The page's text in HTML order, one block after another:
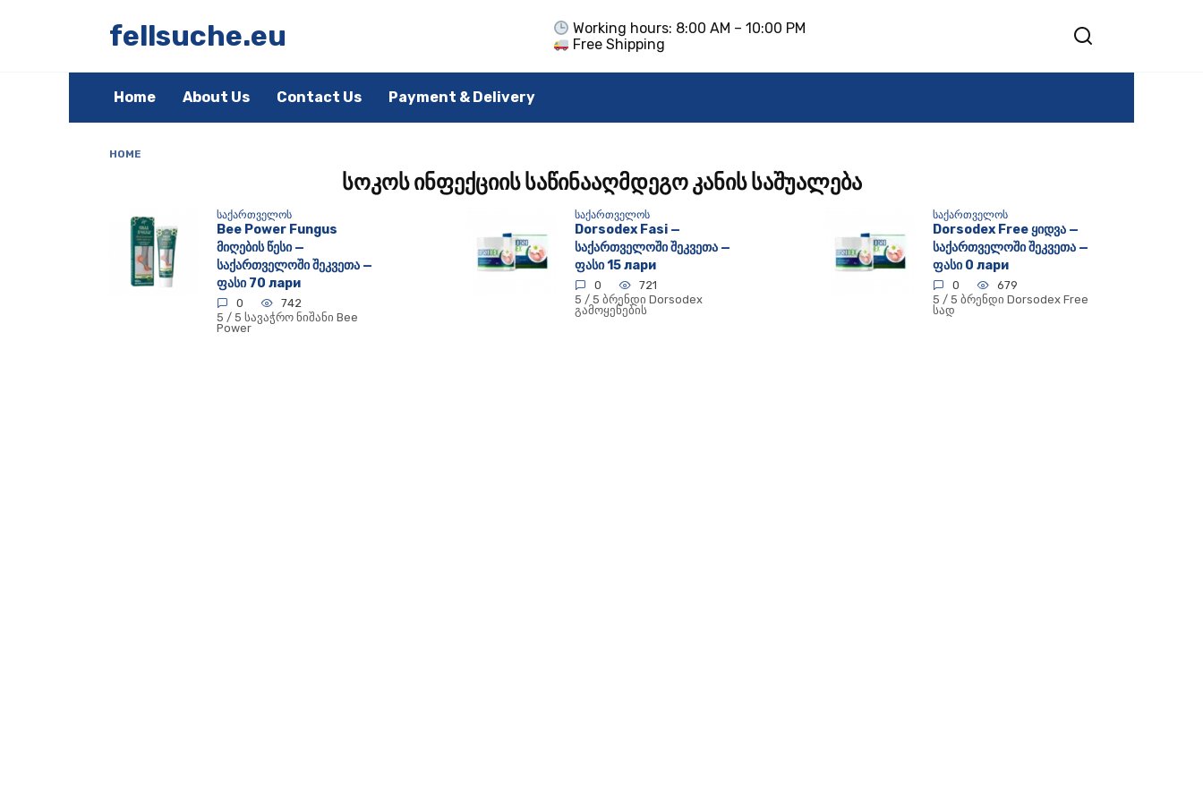
fellsuche.eu
Working hours: 8:00 AM – 10:00 PM
Free Shipping
Home About Us Contact Us Payment & Delivery
HOME
სოკოს ინფექციის საწინააღმდეგო კანის საშუალება
ᲡᲐᲥᲐᲠᲗᲕᲔᲚᲝᲡ
Bee Power Fungus
მიღების წესი —
საქართველოში შეკვეთა —
ფასი 70 лари
0
742
5 / 5 სავაჭრო ნიშანი Bee
Power
ᲡᲐᲥᲐᲠᲗᲕᲔᲚᲝᲡ
Dorsodex Fasi —
საქართველოში შეკვეთა —
ფასი 15 лари
0
721
5 / 5 ბრენდი Dorsodex
გამოყენების
ᲡᲐᲥᲐᲠᲗᲕᲔᲚᲝᲡ
Dorsodex Free ყიდვა —
საქართველოში შეკვეთა —
ფასი 0 лари
0
679
5 / 5 ბრენდი Dorsodex Free
სად